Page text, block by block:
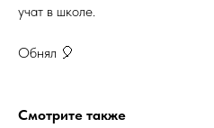
учат в школе.
Обнял 🎈
Смотрите также